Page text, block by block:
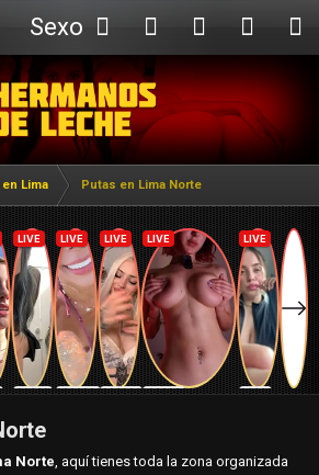
Sexo
Webcam
Lima Putas en Lima Norte
Norte , aquí tienestoda la zona organizada